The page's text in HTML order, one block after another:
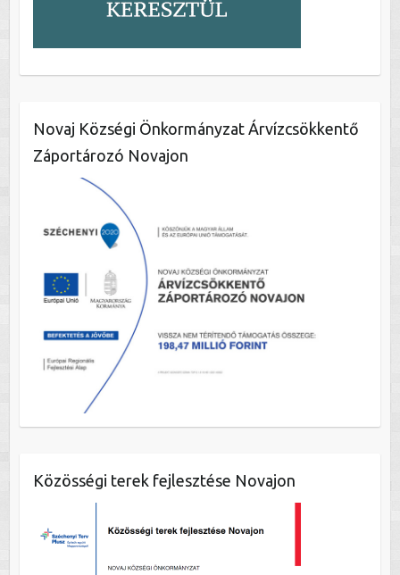
Novaj Községi Önkormányzat Árvízcsökkentő
Záportározó Novajon
Közösségi terek fejlesztése Novajon